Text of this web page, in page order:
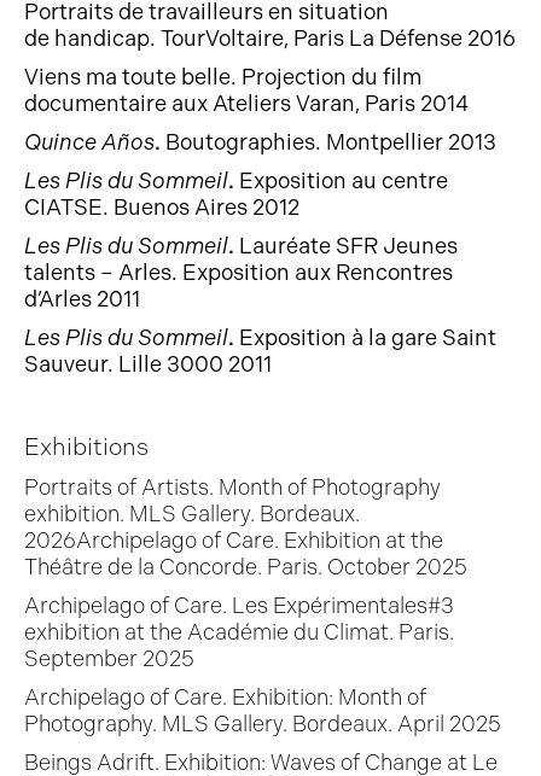
Portraits de travailleurs en situation
de handicap. TourVoltaire, Paris La Défense 2016
Viens ma toute belle. Projection du film
documentaire aux Ateliers Varan, Paris 2014
Quince Años. Boutographies. Montpellier 2013
Les Plis du Sommeil. Exposition au centre
CIATSE. Buenos Aires 2012
Les Plis du Sommeil. Lauréate SFR Jeunes
talents – Arles. Exposition aux Rencontres
d’Arles 2011
Les Plis du Sommeil. Exposition à la gare Saint
Sauveur. Lille 3000 2011
Exhibitions
Portraits of Artists. Month of Photography
exhibition. MLS Gallery. Bordeaux.
2026Archipelago of Care. Exhibition at the
Théâtre de la Concorde. Paris. October 2025
Archipelago of Care. Les Expérimentales#3
exhibition at the Académie du Climat. Paris.
September 2025
Archipelago of Care. Exhibition: Month of
Photography. MLS Gallery. Bordeaux. April 2025
Beings Adrift. Exhibition: Waves of Change at Le